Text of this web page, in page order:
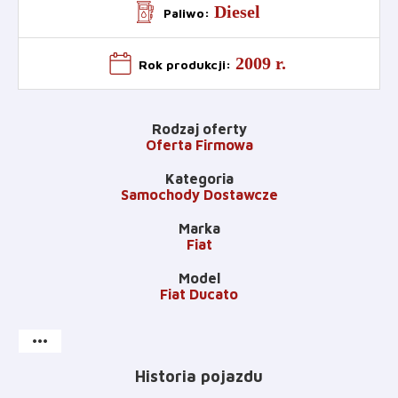
Paliwo: Diesel
Rok produkcji: 2009 r.
Rodzaj oferty
Oferta Firmowa
Kategoria
Samochody Dostawcze
Marka
Fiat
Model
Fiat Ducato
more_horiz
Historia pojazdu